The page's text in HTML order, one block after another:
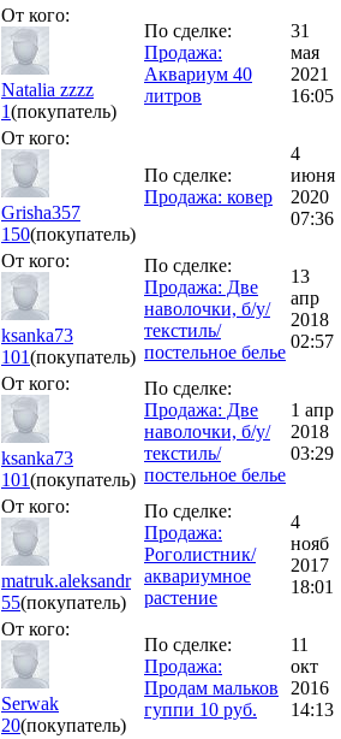
От кого:
Natalia zzzz
1(покупатель)
По сделке:
Продажа:
Аквариум 40
литров
31
мая
2021
16:05
От кого:
Grisha357
150(покупатель)
По сделке:
Продажа: ковер
4
июня
2020
07:36
От кого:
ksanka73
101(покупатель)
По сделке:
Продажа: Две
наволочки, б/у/
текстиль/
постельное белье
13
апр
2018
02:57
От кого:
ksanka73
101(покупатель)
По сделке:
Продажа: Две
наволочки, б/у/
текстиль/
постельное белье
1 апр
2018
03:29
От кого:
matruk.aleksandr
55(покупатель)
По сделке:
Продажа:
Роголистник/
аквариумное
растение
4
нояб
2017
18:01
От кого:
Serwak
20(покупатель)
По сделке:
Продажа:
Продам мальков
гуппи 10 руб.
11
окт
2016
14:13